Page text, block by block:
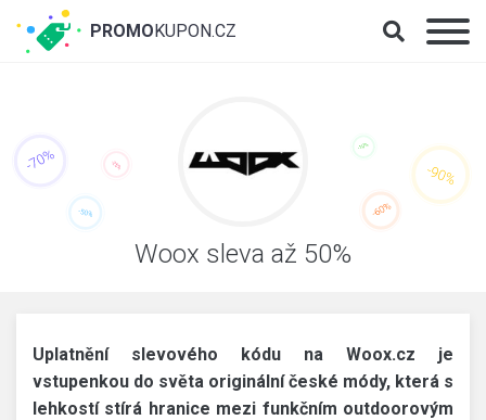
Woox sleva až 50%
Uplatnění slevového kódu na Woox.cz je
vstupenkou do světa originální české módy, která s
lehkostí stírá hranice mezi funkčním outdoorovým
PROMOKUPON.CZ